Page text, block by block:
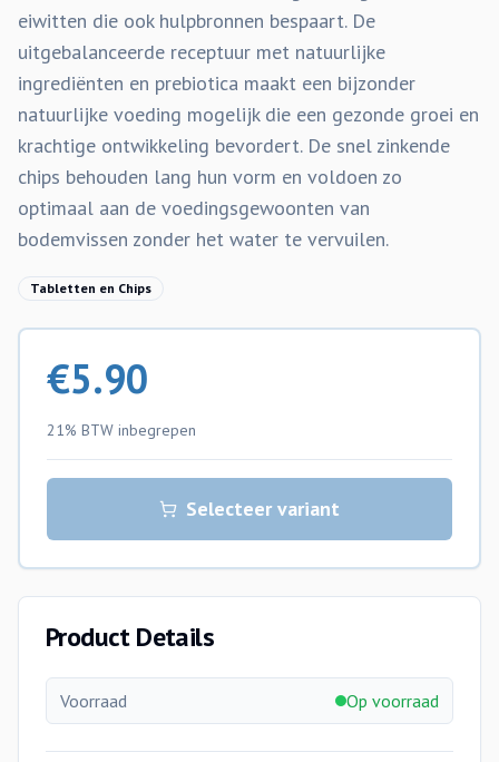
eiwitten die ook hulpbronnen bespaart. De
uitgebalanceerde receptuur met natuurlijke
ingrediënten en prebiotica maakt een bijzonder
natuurlijke voeding mogelijk die een gezonde groei en
krachtige ontwikkeling bevordert. De snel zinkende
chips behouden lang hun vorm en voldoen zo
optimaal aan de voedingsgewoonten van
bodemvissen zonder het water te vervuilen.
Tabletten en Chips
€5.90
21% BTW inbegrepen
Selecteer variant
Product Details
Voorraad Op voorraad